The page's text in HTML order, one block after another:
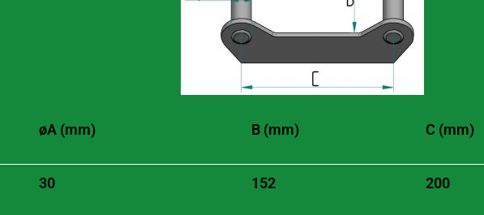
øA (mm) B (mm) C (mm)
30 152 200